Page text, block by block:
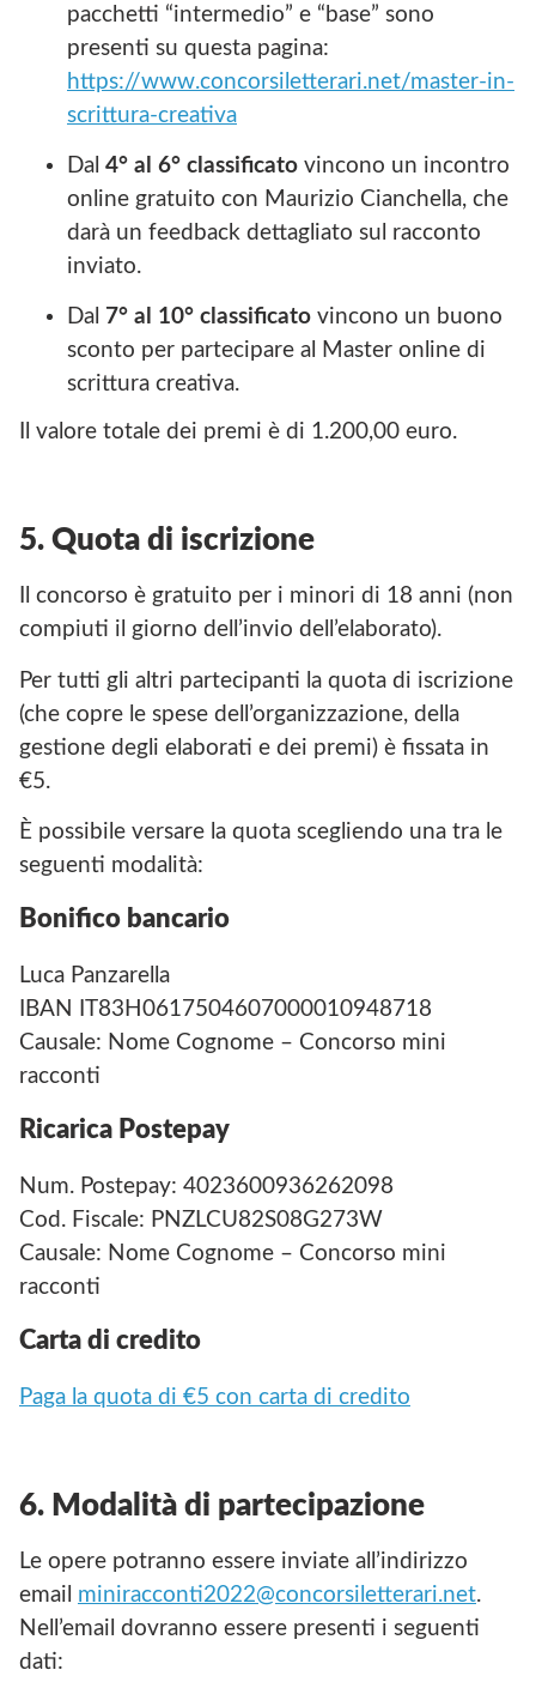
pacchetti “intermedio” e “base” sono
presenti su questa pagina:
https://www.concorsiletterari.net/master-in-
scrittura-creativa
Dal 4° al 6° classificato vincono un incontro
online gratuito con Maurizio Cianchella, che
darà un feedback dettagliato sul racconto
inviato.
Dal 7° al 10° classificato vincono un buono
sconto per partecipare al Master online di
scrittura creativa.
Il valore totale dei premi è di 1.200,00 euro.
5. Quota di iscrizione
Il concorso è gratuito per i minori di 18 anni (non
compiuti il giorno dell’invio dell’elaborato).
Per tutti gli altri partecipanti la quota di iscrizione
(che copre le spese dell’organizzazione, della
gestione degli elaborati e dei premi) è fissata in
€5.
È possibile versare la quota scegliendo una tra le
seguenti modalità:
Bonifico bancario
Luca Panzarella
IBAN IT83H0617504607000010948718
Causale: Nome Cognome – Concorso mini
racconti
Ricarica Postepay
Num. Postepay: 4023600936262098
Cod. Fiscale: PNZLCU82S08G273W
Causale: Nome Cognome – Concorso mini
racconti
Carta di credito
Paga la quota di €5 con carta di credito
6. Modalità di partecipazione
Le opere potranno essere inviate all’indirizzo
email miniracconti2022@concorsiletterari.net.
Nell’email dovranno essere presenti i seguenti
dati: